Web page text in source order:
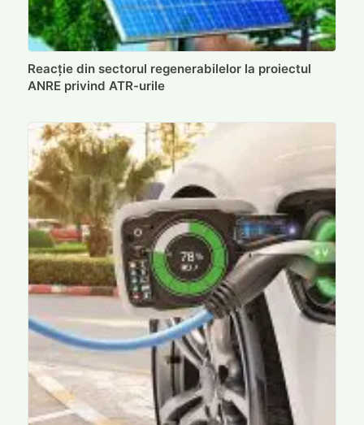
Reacție din sectorul regenerabilelor la proiectul
ANRE privind ATR-urile